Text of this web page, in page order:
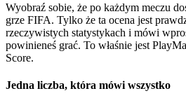
Wyobraź sobie, że po każdym meczu
grze FIFA. Tylko że ta ocena jest
rzeczywistych statystykach i mówi
powinieneś grać. To właśnie jest
Score.
Jedna liczba, która mówi wszystko